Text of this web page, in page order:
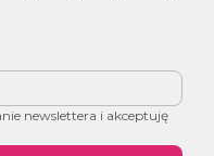
Wyrażam zgodę na otrzymywanie newslettera i akceptuję